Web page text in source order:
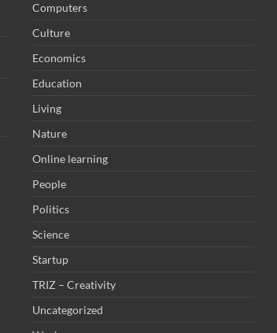
Computers
Culture
Economics
Education
Living
Nature
Online learning
People
Politics
Science
Startup
TRIZ – Creativity
Uncategorized